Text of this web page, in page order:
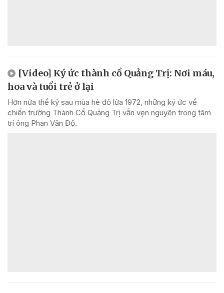
[Video] Ký ức thành cổ Quảng Trị: Nơi máu,
hoa và tuổi trẻ ở lại
Hơn nửa thế kỷ sau mùa hè đỏ lửa 1972, những ký ức về
chiến trường Thành Cổ Quảng Trị vẫn vẹn nguyên trong tâm
trí ông Phan Văn Độ.